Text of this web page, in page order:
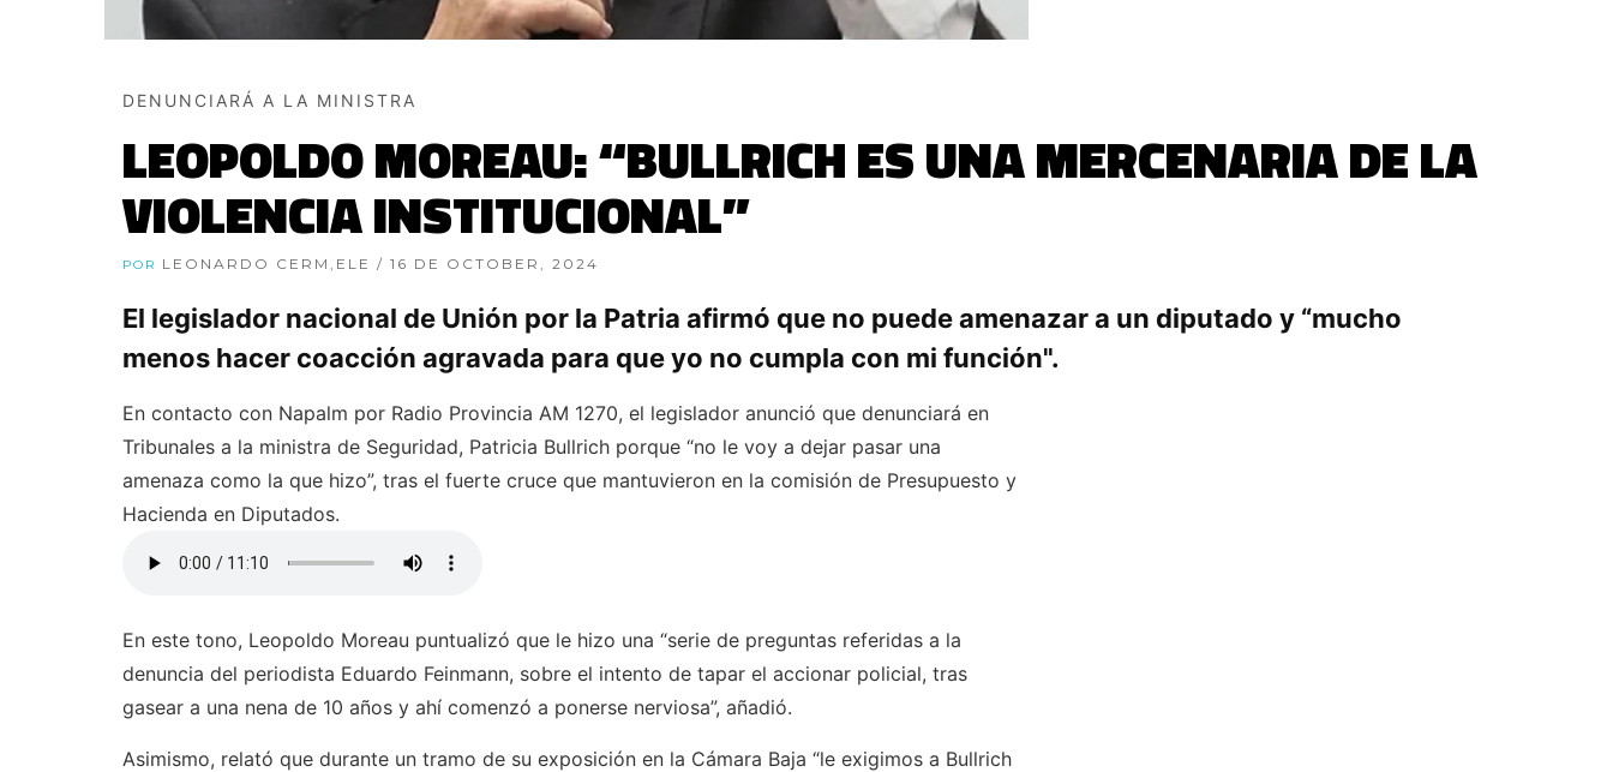
DENUNCIARÁ A LA MINISTRA
LEOPOLDO MOREAU: “BULLRICH ES UNA MERCENARIA DE LA
VIOLENCIA INSTITUCIONAL”
POR LEONARDO CERM,ELE / 16 DE OCTOBER, 2024
El legislador nacional de Unión por la Patria afirmó que no puede amenazar a un diputado y “mucho
menos hacer coacción agravada para que yo no cumpla con mi función".
En contacto con Napalm por Radio Provincia AM 1270, el legislador anunció que denunciará en
Tribunales a la ministra de Seguridad, Patricia Bullrich porque “no le voy a dejar pasar una
amenaza como la que hizo”, tras el fuerte cruce que mantuvieron en la comisión de Presupuesto y
Hacienda en Diputados.
En este tono, Leopoldo Moreau puntualizó que le hizo una “serie de preguntas referidas a la
denuncia del periodista Eduardo Feinmann, sobre el intento de tapar el accionar policial, tras
gasear a una nena de 10 años y ahí comenzó a ponerse nerviosa”, añadió.
Asimismo, relató que durante un tramo de su exposición en la Cámara Baja “le exigimos a Bullrich